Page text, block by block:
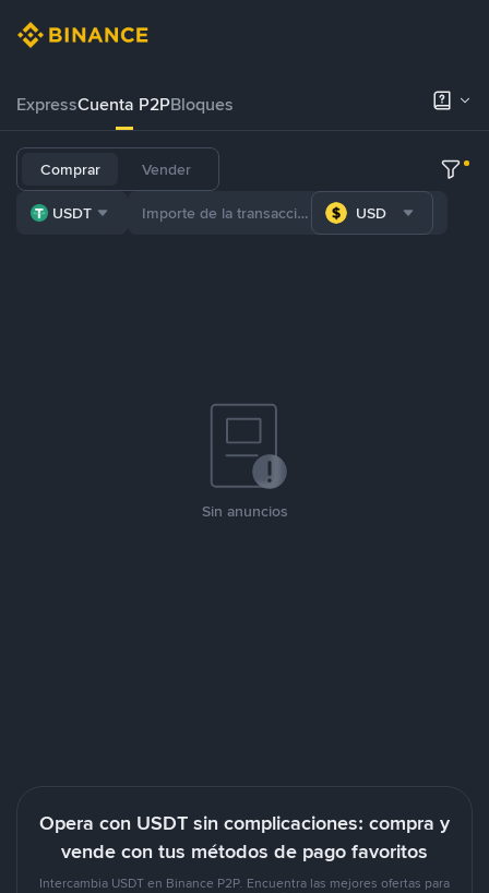
ExpressCuenta P2PBloques
Comprar Vender
USDT USD
Sin anuncios
Opera con USDT sin complicaciones: compra y
vende con tus métodos de pago favoritos
Intercambia USDT en Binance P2P. Encuentra las mejores ofertas para